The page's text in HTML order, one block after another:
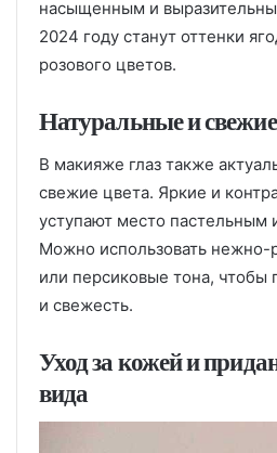
насыщенным и
2024 году станут оттенки
розового цветов.
Натуральные и свежие
В макияже глаз также
свежие цвета. Яркие и
уступают место
Можно использовать
или персиковые тона, чтобы
и свежесть.
Уход за кожей и
вида